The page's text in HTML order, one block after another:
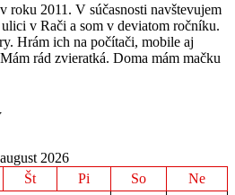
roku 2011. V súčasnosti navštevujem
v Rači a som v deviatom ročníku.
Hrám ich na počítači, mobile aj
rád zvieratká. Doma mám mačku
august 2026
Št Pi So
Ne